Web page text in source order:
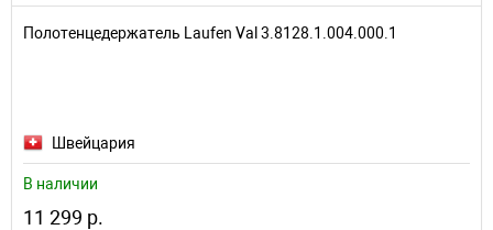
Полотенцедержатель Laufen Val 3.8128.1.004.000.1
Швейцария
В наличии
11 299 р.